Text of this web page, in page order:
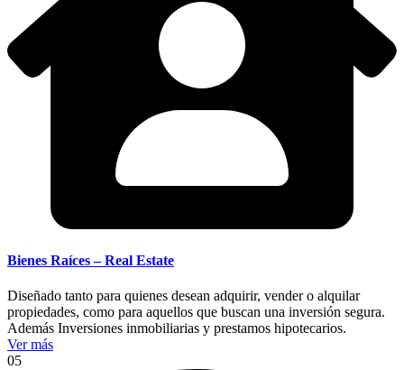
Bienes Raíces – Real Estate
Diseñado tanto para quienes desean adquirir, vender o alquilar
propiedades, como para aquellos que buscan una inversión segura.
Además Inversiones inmobiliarias y prestamos hipotecarios.
Ver más
05